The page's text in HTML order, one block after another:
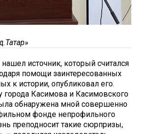
источник, который считался
помощи заинтересованных
к истории, опубликовал его.
города Касимова и Касимовского
обнаружена мной совершенно
фонде непрофильного
преподносит такие сюрпризы,